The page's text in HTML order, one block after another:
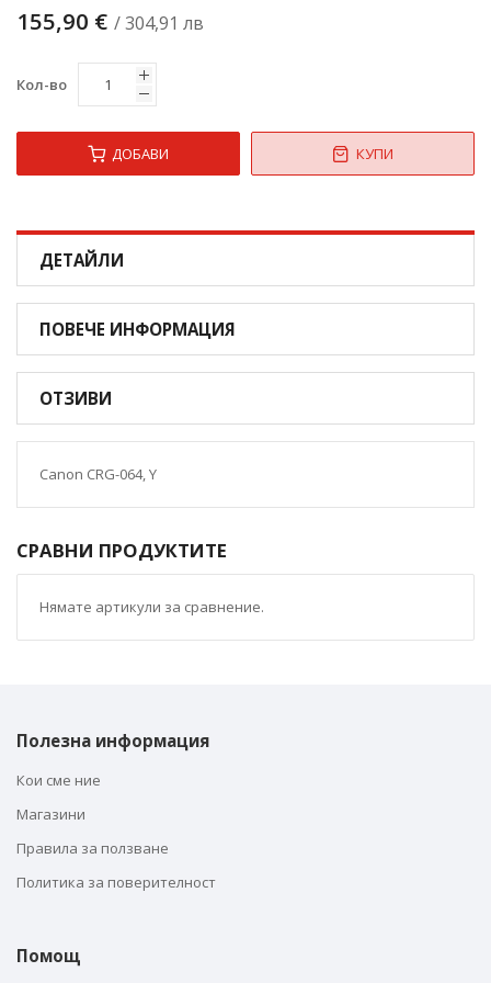
155,90 € / 304,91 лв
Кол-во
ДОБАВИ КУПИ
ДЕТАЙЛИ
ПОВЕЧЕ ИНФОРМАЦИЯ
ОТЗИВИ
Canon CRG-064, Y
СРАВНИ ПРОДУКТИТЕ
Нямате артикули за сравнение.
Полезна информация
Кои сме ние
Магазини
Правила за ползване
Политика за поверителност
Помощ